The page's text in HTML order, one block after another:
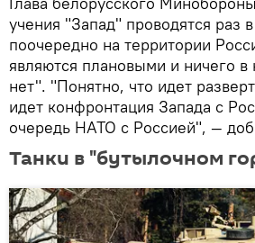
учения "Запад" проводятся раз
поочередно на территории
являются плановыми и ничего в
нет". "Понятно, что идет
идет конфронтация Запада с
очередь НАТО с Россией", —
Танки в "бутылочном